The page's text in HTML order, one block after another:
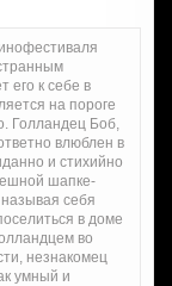
его к себе в
на пороге
Голландец Боб,
влюблен в
и стихийно
шапке-
себя
в доме
во
незнакомец
умный и